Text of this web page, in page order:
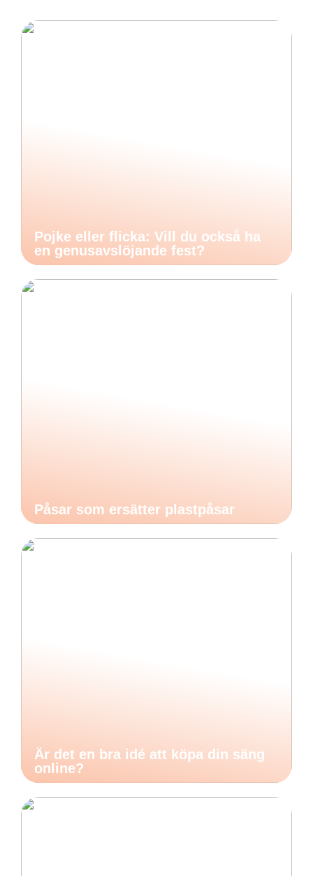
Pojke eller flicka: Vill du också ha
en genusavslöjande fest?
Påsar som ersätter plastpåsar
Är det en bra idé att köpa din säng
online?